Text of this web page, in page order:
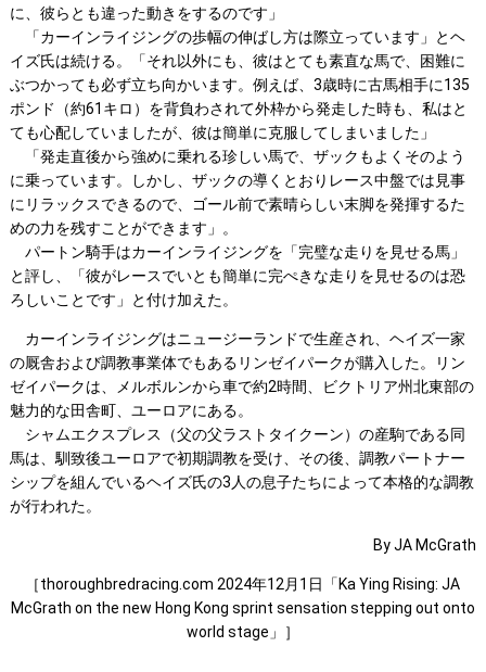
に、彼らとも違った動きをするのです」
「カーインライジングの歩幅の伸ばし方は際立っています」とヘ
イズ氏は続ける。「それ以外にも、彼はとても素直な馬で、困難に
ぶつかっても必ず立ち向かいます。例えば、3歳時に古馬相手に135
ポンド（約61キロ）を背負わされて外枠から発走した時も、私はと
ても心配していましたが、彼は簡単に克服してしまいました」
「発走直後から強めに乗れる珍しい馬で、ザックもよくそのよう
に乗っています。しかし、ザックの導くとおりレース中盤では見事
にリラックスできるので、ゴール前で素晴らしい末脚を発揮するた
めの力を残すことができます」。
パートン騎手はカーインライジングを「完璧な走りを見せる馬」
と評し、「彼がレースでいとも簡単に完ぺきな走りを見せるのは恐
ろしいことです」と付け加えた。
カーインライジングはニュージーランドで生産され、ヘイズ一家
の厩舎および調教事業体でもあるリンゼイパークが購入した。リン
ゼイパークは、メルボルンから車で約2時間、ビクトリア州北東部の
魅力的な田舎町、ユーロアにある。
シャムエクスプレス（父の父ラストタイクーン）の産駒である同
馬は、馴致後ユーロアで初期調教を受け、その後、調教パートナー
シップを組んでいるヘイズ氏の3人の息子たちによって本格的な調教
が行われた。
By JA McGrath
［thoroughbredracing.com 2024年12月1日「Ka Ying Rising: JA
McGrath on the new Hong Kong sprint sensation stepping out onto
world stage」］